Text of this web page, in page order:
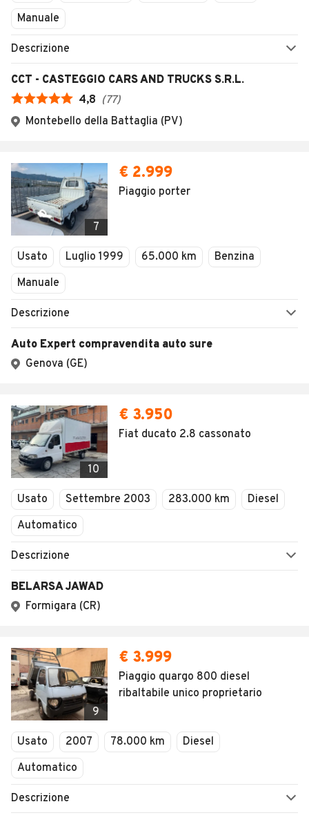
Manuale
Descrizione
CCT - CASTEGGIO CARS AND TRUCKS S.R.L.
4,8 (77)
Montebello della Battaglia (PV)
7
€ 2.999
Piaggio porter
Usato Luglio 1999 65.000 km
Benzina
Manuale
Descrizione
Auto Expert compravendita auto sure
Genova (GE)
10
€ 3.950
Fiat ducato 2.8 cassonato
Usato Settembre 2003 283.000 km
Diesel
Automatico
Descrizione
BELARSA JAWAD
Formigara (CR)
9
€ 3.999
Piaggio quargo 800 diesel
ribaltabile unico proprietario
Usato 2007 78.000 km
Diesel
Automatico
Descrizione